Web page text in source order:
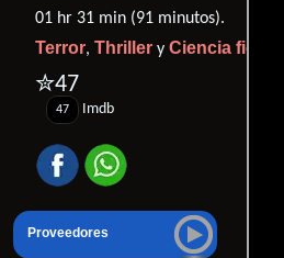
01 hr 31 min (91 minutos).
Terror, Thriller y Ciencia ficción
✮47
47 Imdb
Proveedores